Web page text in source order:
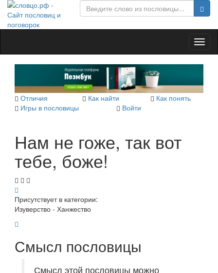
Отличия Как найти
Как понять
Игры в пословицы
Войти
Нам не гоже, так вот
тебе, боже!
Присутствует в категории:
Изуверство - Ханжество
Смысл пословицы
Смысл этой пословицы можно